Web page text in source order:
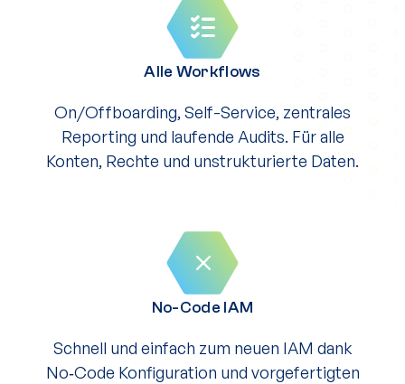
Alle Workflows
On/Offboarding, Self-Service, zentrales
Reporting und laufende Audits. Für alle
Konten, Rechte und unstrukturierte Daten.
No-Code IAM
Schnell und einfach zum neuen IAM dank
No‑Code Konfiguration und vorgefertigten